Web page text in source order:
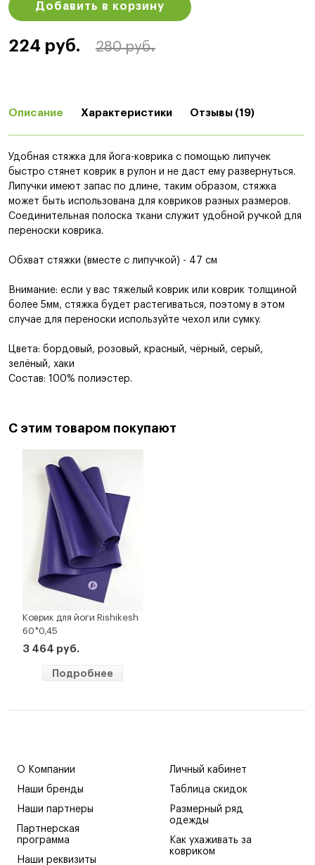
Добавить в корзину
224 руб. 280 руб.
Описание Характеристики Отзывы (19)
Удобная стяжка для йога-коврика с помощью липучек
быстро стянет коврик в рулон и не даст ему развернуться.
Липучки имеют запас по длине, таким образом, стяжка
может быть использована для ковриков разных размеров.
Соединительная полоска ткани служит удобной ручкой для
переноски коврика.
Обхват стяжки (вместе с липучкой) - 47 см
Внимание: если у вас тяжелый коврик или коврик толщиной
более 5мм, стяжка будет растегиваться, поэтому в этом
случае для переноски используйте чехол или сумку.
Цвета: бордовый, розовый, красный, чёрный, серый,
зелёный, хаки
Состав: 100% полиэстер.
С этим товаром покупают
Коврик для йоги Rishikesh
60*0,45
3 464 руб.
Подробнее
О Компании
Наши бренды
Наши партнеры
Партнерская
программа
Наши реквизиты
Личный кабинет
Таблица скидок
Размерный ряд
одежды
Как ухаживать за
ковриком